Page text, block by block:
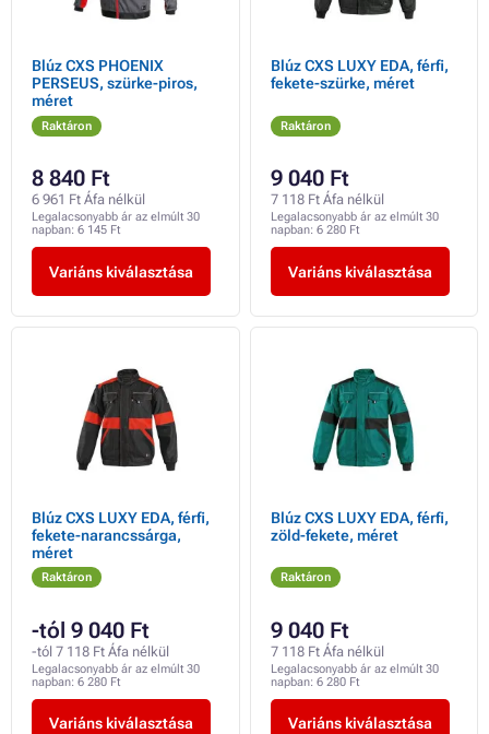
Blúz CXS PHOENIX
PERSEUS, szürke-piros,
méret
Raktáron
8 840 Ft
6 961 Ft Áfa nélkül
Legalacsonyabb ár az elmúlt 30
napban: 6 145 Ft
Variáns kiválasztása
Blúz CXS LUXY EDA, férfi,
fekete-szürke, méret
Raktáron
9 040 Ft
7 118 Ft Áfa nélkül
Legalacsonyabb ár az elmúlt 30
napban: 6 280 Ft
Variáns kiválasztása
Blúz CXS LUXY EDA, férfi,
fekete-narancssárga,
méret
Raktáron
-tól 9 040 Ft
-tól 7 118 Ft Áfa nélkül
Legalacsonyabb ár az elmúlt 30
napban: 6 280 Ft
Variáns kiválasztása
Blúz CXS LUXY EDA, férfi,
zöld-fekete, méret
Raktáron
9 040 Ft
7 118 Ft Áfa nélkül
Legalacsonyabb ár az elmúlt 30
napban: 6 280 Ft
Variáns kiválasztása